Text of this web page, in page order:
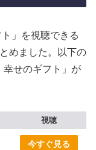
」を視聴できる
めました。以下の
幸せのギフト」が
視聴
今すぐ見る